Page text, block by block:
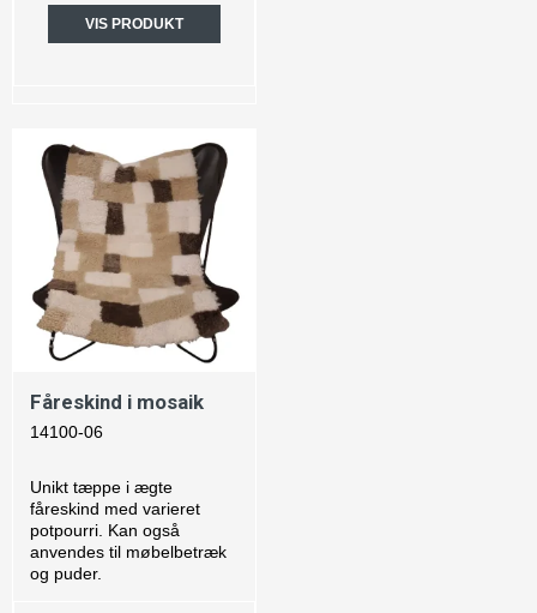
VIS PRODUKT
Fåreskind i mosaik
14100-06
Unikt tæppe i ægte
fåreskind med varieret
potpourri. Kan også
anvendes til møbelbetræk
og puder.